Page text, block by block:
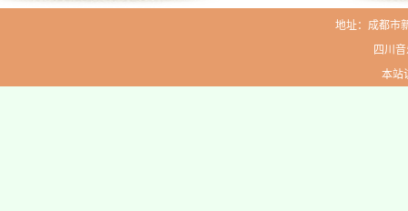
地址：成都市
四川
本站